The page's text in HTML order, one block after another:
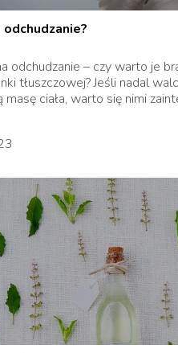
odchudzanie?
odchudzanie – czy warto je
tłuszczowej? Jeśli nadal
masę ciała, warto się nimi